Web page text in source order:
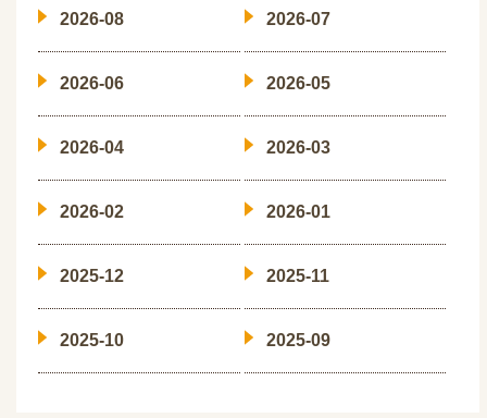
2026-08 2026-07
2026-06 2026-05
2026-04 2026-03
2026-02 2026-01
2025-12 2025-11
2025-10 2025-09